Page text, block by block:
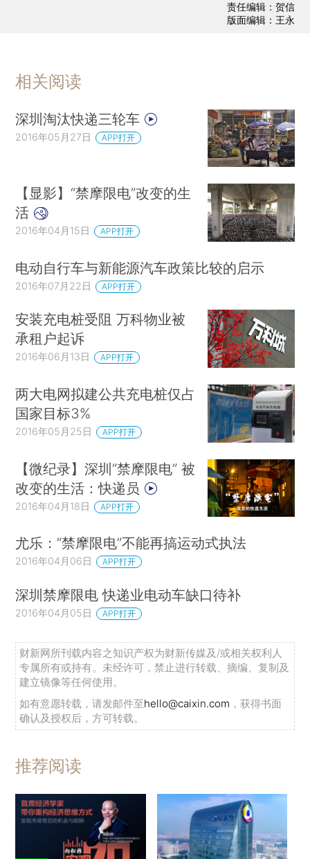
责任编辑：贺信
版面编辑：王永
相关阅读
深圳淘汰快递三轮车
2016年05月27日 APP打开
【显影】“禁摩限电”改变的生
活
2016年04月15日 APP打开
电动自行车与新能源汽车政策比较的启示
2016年07月22日 APP打开
安装充电桩受阻 万科物业被
承租户起诉
2016年06月13日 APP打开
两大电网拟建公共充电桩仅占
国家目标3%
2016年05月25日 APP打开
【微纪录】深圳“禁摩限电” 被
改变的生活：快递员
2016年04月18日 APP打开
尤乐：“禁摩限电”不能再搞运动式执法
2016年04月06日 APP打开
深圳禁摩限电 快递业电动车缺口待补
2016年04月05日 APP打开
财新网所刊载内容之知识产权为财新传媒及/或相关权利人
专属所有或持有。未经许可，禁止进行转载、摘编、复制及
建立镜像等任何使用。
如有意愿转载，请发邮件至hello@caixin.com ，获得书面
确认及授权后，方可转载。
推荐阅读